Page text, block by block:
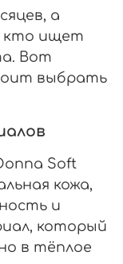
а
кто ищет
Вот
выбрать
Soft
кожа,
и
который
в тёплое